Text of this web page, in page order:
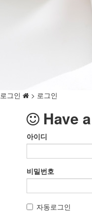
로그인 > 로그인
Have
아이디
비밀번호
자동로그인